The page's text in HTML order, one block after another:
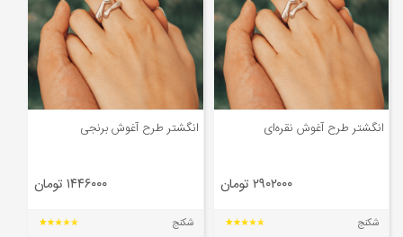
انگشتر طرح آغوش نقره‌‌ای
۲۹۰۲۰۰۰ تومان
شکنج
انگشتر طرح آغوش برنجی
۱۴۴۶۰۰۰ تومان
شکنج